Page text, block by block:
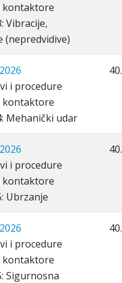
kontaktore
Vibracije,
(nepredvidive)
i procedure
kontaktore
Mehanički udar
i procedure
kontaktore
Ubrzanje
i procedure
kontaktore
Sigurnosna